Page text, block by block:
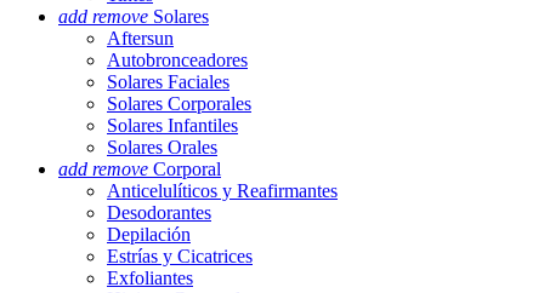
add remove Solares
Aftersun
Autobronceadores
Solares Faciales
Solares Corporales
Solares Infantiles
Solares Orales
add remove Corporal
Anticelulíticos y Reafirmantes
Desodorantes
Depilación
Estrías y Cicatrices
Exfoliantes